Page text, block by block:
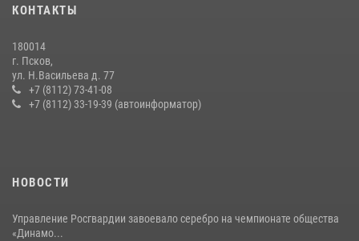
Всероссийского конкурса профессионального мастерства среди
сотрудников вневедомственной охраны Росгвардии, Псковские
Росгвардейцы одержали победу
30 июля 2026, 05:10 3
22 июля 2026, 10:19
КОНТАКТЫ
180014
г. Псков,
ул. Н.Васильева д. 77
+7 (8112) 73-41-08
+7 (8112) 33-19-39 (автоинформатор)
НОВОСТИ
Управление Росгвардии завоевало серебро на чемпионате общества
«Динамо...